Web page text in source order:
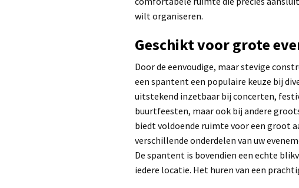
wilt organiseren.
Geschikt voor grote
Door de eenvoudige, maar stevige
een spantent een populaire keuze bij
uitstekend inzetbaar bij concerten,
buurtfeesten, maar ook bij andere
biedt voldoende ruimte voor een groot
verschillende onderdelen van uw
De spantent is bovendien een echte
iedere locatie. Het huren van een